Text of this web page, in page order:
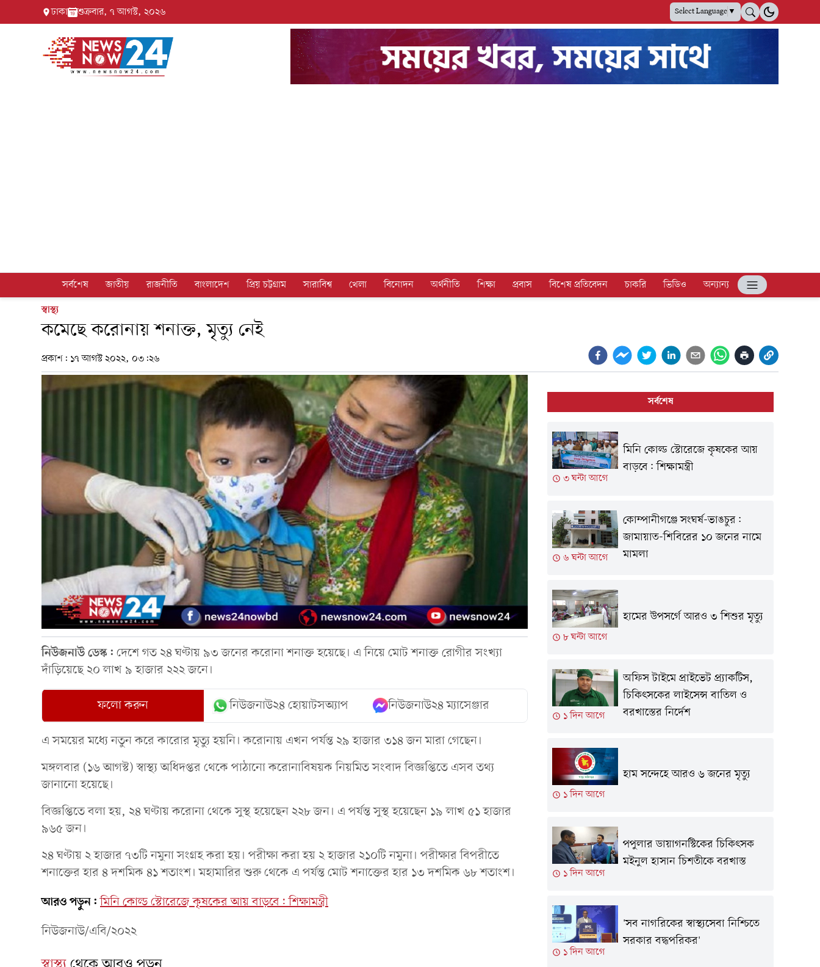
ঢাকা শুক্রবার, ৭ আগস্ট, ২০২৬ Select Language▼
সর্বশেষ জাতীয় রাজনীতি বাংলাদেশ প্রিয় চট্টগ্রাম সারাবিশ্ব খেলা বিনোদন অর্থনীতি শিক্ষা প্রবাস বিশেষ প্রতিবেদন চাকরি ভিডিও
অন্যান্য
স্বাস্থ্য
কমেছে করোনায় শনাক্ত, মৃত্যু নেই
প্রকাশ: ১৭ আগস্ট ২০২২, ০৩:২৬
নিউজনাউ ডেস্ক: দেশে গত ২৪ ঘণ্টায় ৯৩ জনের করোনা শনাক্ত হয়েছে। এ নিয়ে মোট শনাক্ত রোগীর সংখ্যা
দাঁড়িয়েছে ২০ লাখ ৯ হাজার ২২২ জনে।
ফলো করুন নিউজনাউ২৪ হোয়াটসঅ্যাপ নিউজনাউ২৪ ম্যাসেঞ্জার
এ সময়ের মধ্যে নতুন করে কারোর মৃত্যু হয়নি। করোনায় এখন পর্যন্ত ২৯ হাজার ৩১৪ জন মারা গেছেন।
মঙ্গলবার (১৬ আগস্ট) স্বাস্থ্য অধিদপ্তর থেকে পাঠানো করোনাবিষয়ক নিয়মিত সংবাদ বিজ্ঞপ্তিতে এসব তথ্য
জানানো হয়েছে।
বিজ্ঞপ্তিতে বলা হয়, ২৪ ঘণ্টায় করোনা থেকে সুস্থ হয়েছেন ২২৮ জন। এ পর্যন্ত সুস্থ হয়েছেন ১৯ লাখ ৫১ হাজার
৯৬৫ জন।
২৪ ঘণ্টায় ২ হাজার ৭৩টি নমুনা সংগ্রহ করা হয়। পরীক্ষা করা হয় ২ হাজার ২১০টি নমুনা। পরীক্ষার বিপরীতে
শনাক্তের হার ৪ দশমিক ৪১ শতাংশ। মহামারির শুরু থেকে এ পর্যন্ত মোট শনাক্তের হার ১৩ দশমিক ৬৮ শতাংশ।
আরও পড়ুন: মিনি কোল্ড স্টোরেজে কৃষকের আয় বাড়বে: শিক্ষামন্ত্রী
নিউজনাউ/এবি/২০২২
সর্বশেষ
৩ ঘন্টা আগে
মিনি কোল্ড স্টোরেজে কৃষকের আয়
বাড়বে: শিক্ষামন্ত্রী
৬ ঘন্টা আগে
কোম্পানীগঞ্জে সংঘর্ষ-ভাঙচুর:
জামায়াত-শিবিরের ১০ জনের নামে
মামলা
৮ ঘন্টা আগে
হামের উপসর্গে আরও ৩ শিশুর মৃত্যু
১ দিন আগে
অফিস টাইমে প্রাইভেট প্র্যাকটিস,
চিকিৎসকের লাইসেন্স বাতিল ও
বরখাস্তের নির্দেশ
১ দিন আগে
হাম সন্দেহে আরও ৬ জনের মৃত্যু
১ দিন আগে
পপুলার ডায়াগনস্টিকের চিকিৎসক
মইনুল হাসান চিশতীকে বরখাস্ত
১ দিন আগে
'সব নাগরিকের স্বাস্থ্যসেবা নিশ্চিতে
সরকার বদ্ধপরিকর'